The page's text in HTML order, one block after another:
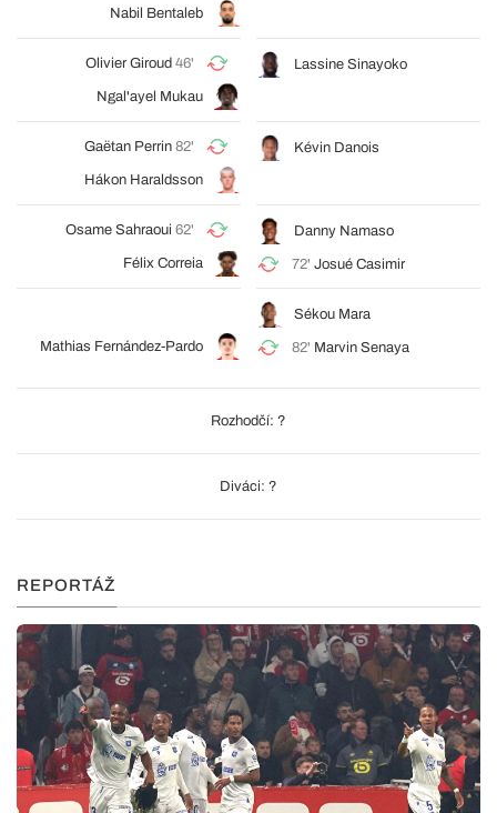
Nabil Bentaleb
Olivier Giroud 46'
Ngal'ayel Mukau
Lassine Sinayoko
Gaëtan Perrin 82'
Hákon Haraldsson
Kévin Danois
Osame Sahraoui 62'
Félix Correia
Danny Namaso
72' Josué Casimir
Mathias Fernández-Pardo
Sékou Mara
82' Marvin Senaya
Rozhodčí: ?
Diváci: ?
REPORTÁŽ